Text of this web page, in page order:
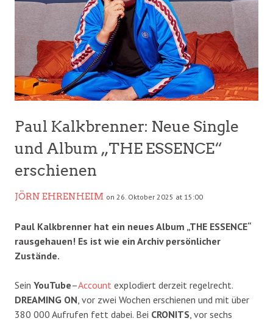
Paul Kalkbrenner: Neue Single
und Album „THE ESSENCE“
erschienen
JÖRN EHRENHEIM on 26. Oktober 2025 at 15:00
Paul Kalkbrenner hat ein neues Album „THE ESSENCE“
rausgehauen! Es ist wie ein Archiv persönlicher
Zustände.
Sein YouTube–Account explodiert derzeit regelrecht.
DREAMING ON , vor zwei Wochen erschienen und mit über
380 000 Aufrufen fett dabei. Bei CRONITS , vor sechs